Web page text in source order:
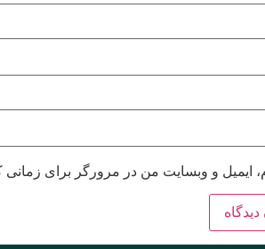
ایمیل و وبسایت من در مرورگر برای